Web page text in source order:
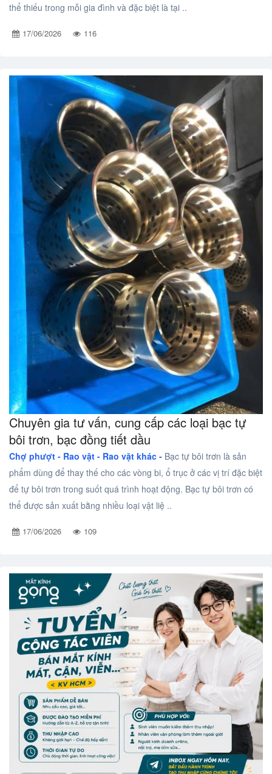
thể thiếu trong mỗi gia đình và đặc biệt là tại ..
17/06/2026 116
Chuyên gia tư vấn, cung cấp các loại bạc tự
bôi trơn, bạc đồng tiết dầu
Chợ phượt - Rao vặt - Rao vặt khác - Bạc tự bôi trơn là sản
phẩm dùng để thay thế cho các vòng bi, ổ trục ở các vị trí đặc biệt
để tự bôi trơn trong suốt quá trình hoạt động. Bạc tự bôi trơn có
thể được sản xuất bằng nhiều loại vật liệ ..
17/06/2026 109